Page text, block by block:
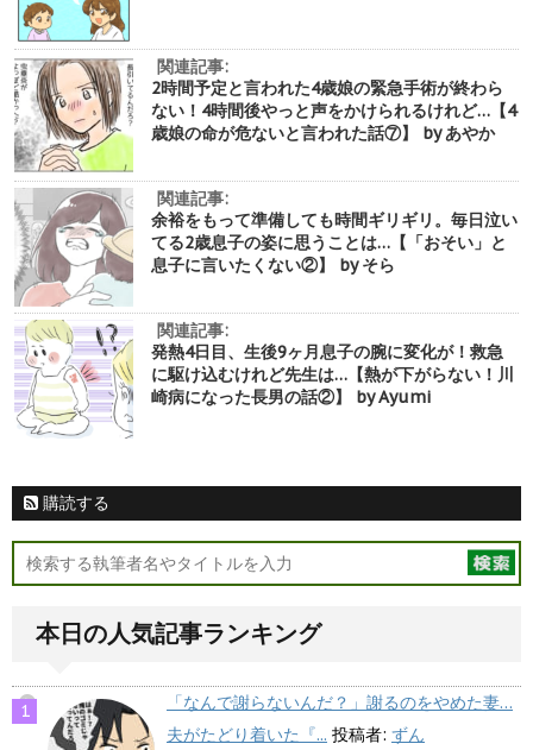
関連記事:
2時間予定と言われた4歳娘の緊急手術が終わら
ない！4時間後やっと声をかけられるけれど…【4
歳娘の命が危ないと言われた話⑦】 by あやか
関連記事:
余裕をもって準備しても時間ギリギリ。毎日泣い
てる2歳息子の姿に思うことは…【「おそい」と
息子に言いたくない②】 by そら
関連記事:
発熱4日目、生後9ヶ月息子の腕に変化が！救急
に駆け込むけれど先生は…【熱が下がらない！川
崎病になった長男の話②】 by Ayumi
購読する
本日の人気記事ランキング
「なんで謝らないんだ？」謝るのをやめた妻…
夫がたどり着いた『... 投稿者: ずん